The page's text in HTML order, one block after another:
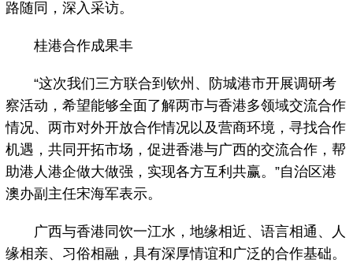
路随同，深入采访。
桂港合作成果丰
“这次我们三方联合到钦州、防城港市开展调研考
察活动，希望能够全面了解两市与香港多领域交流合作
情况、两市对外开放合作情况以及营商环境，寻找合作
机遇，共同开拓市场，促进香港与广西的交流合作，帮
助港人港企做大做强，实现各方互利共赢。”自治区港
澳办副主任宋海军表示。
广西与香港同饮一江水，地缘相近、语言相通、人
缘相亲、习俗相融，具有深厚情谊和广泛的合作基础。